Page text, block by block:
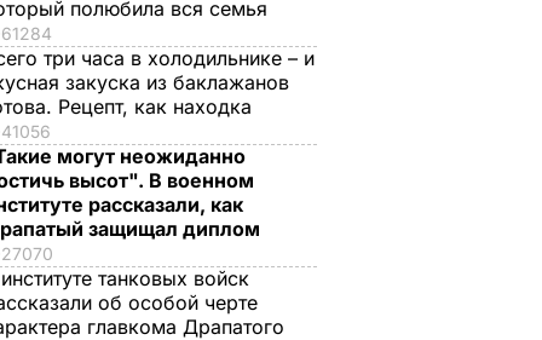
полюбила вся семья
61284
три часа в холодильнике – и
закуска из баклажанов
Рецепт, как находка
41056
могут неожиданно
высот". В военном
рассказали, как
защищал диплом
27070
танковых войск
об особой черте
главкома Драпатого